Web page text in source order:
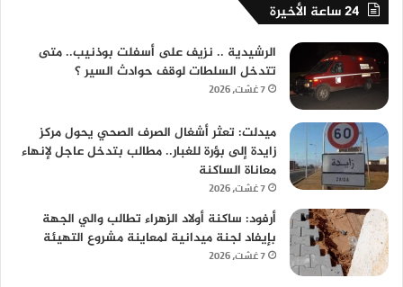
24 ساعة الأخيرة
الرشيدية .. نزيف على أسفلت بوذنيب.. متى
تتدخل السلطات لوقف حوادث السير ؟
7 غشت، 2026
ميدلت: تعثر أشغال الصرف الصحي يحول مركز
زايدة إلى بؤرة للغبار.. مطالب بتدخل عاجل لإنهاء
معاناة الساكنة
7 غشت، 2026
أرفود: ساكنة أولاد الزهراء تطالب والي الجهة
بإيفاد لجنة ميدانية لمعاينة مشروع التهيئة
7 غشت، 2026